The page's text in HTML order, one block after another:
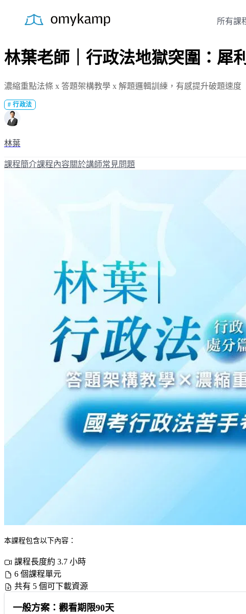
所有課
林葉老師｜行政法地獄突圍：犀
濃縮重點法條 x 答題架構教學 x 解題邏輯訓練，有感提升破題速度
#行政法
林葉
課程簡介課程內容關於講師常見問題
本課程包含以下內容：
課程長度約 3.7 小時
6 個課程單元
共有 5 個可下載資源
一般方案：觀看期限90天